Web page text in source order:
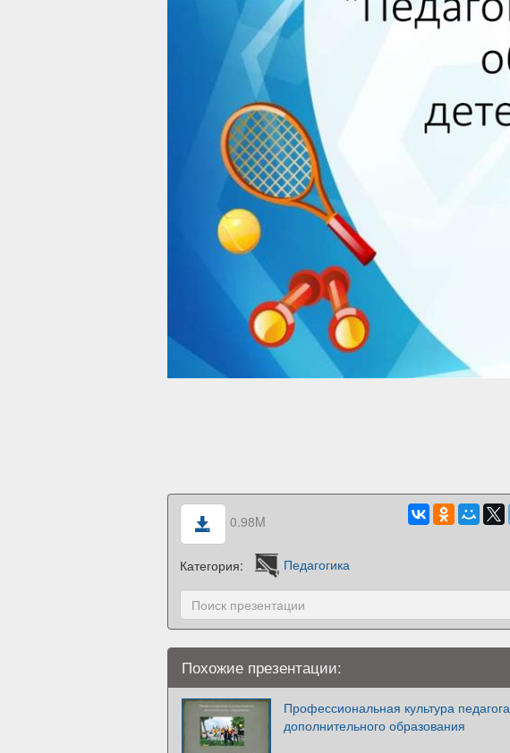
0.98M
Категория: Педагогика
Похожие презентации:
Профессиональная культура педагога
дополнительного образования